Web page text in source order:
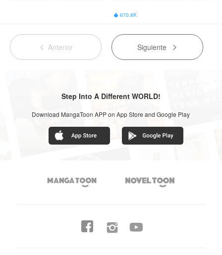
 670.8K
 Anterior Siguiente 
Step Into A Different WORLD!
Download MangaToon APP on App Store and Google Play
 
 